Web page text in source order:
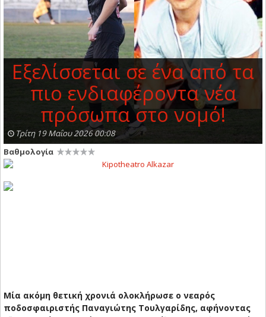
Εξελίσσεται σε ένα από τα
πιο ενδιαφέροντα νέα
πρόσωπα στο νομό!
Τρίτη 19 Μαΐου 2026 00:08
Βαθμολογία
Μία ακόμη θετική χρονιά ολοκλήρωσε ο νεαρός
ποδοσφαιριστής Παναγιώτης Τουλγαρίδης, αφήνοντας